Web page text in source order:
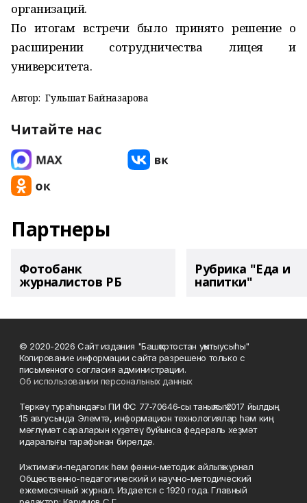
организаций.
По итогам встречи было принято решение о
расширении сотрудничества лицея и
университета.
Автор: Гульшат Байназарова
Читайте нас
Партнеры
Фотобанк
журналистов РБ
Рубрика "Еда и
напитки"
© 2020-2026 Сайт издания "Башҡортостан уҡытыусыһы"
Копирование информации сайта разрешено только с
письменного согласия администрации.
Об использовании персональных данных
Теркәү тураһындағы ПИ ФС 77‑70646‑сы таныҡлыҡ 2017 йылдың
15 авгусында Элемтә, информацион технологиялар һәм киң
мәғлүмәт сараларын күҙәтеү буйынса федераль хеҙмәт
идаралығы тарафынан бирелде.
Ижтимағи-педагогик һәм фәнни-методик айлыҡ журнал
Общественно-педагогический и научно-методический
ежемесячный журнал. Издается с 1920 года. Главный